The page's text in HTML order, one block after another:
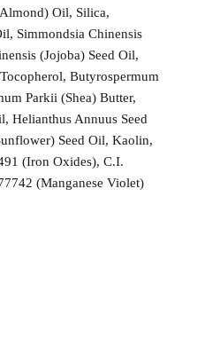
Oil, Silica,
Simmondsia Chinensis
(Jojoba) Seed Oil,
Butyrospermum
Parkii (Shea) Butter,
Helianthus Annuus Seed
Seed Oil, Kaolin,
(Iron Oxides), C.I.
(Manganese Violet)